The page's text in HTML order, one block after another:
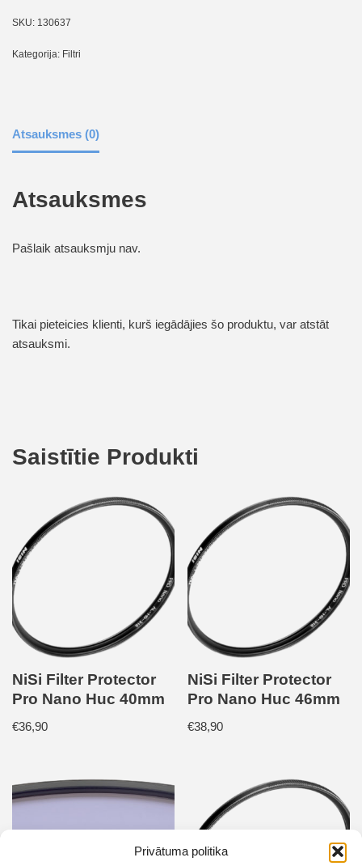
Privātuma politika
SKU: 130637
Kategorija: Filtri
Atsauksmes (0)
Atsauksmes
Pašlaik atsauksmju nav.
Tikai pieteicies klienti, kurš iegādājies šo produktu, var atstāt
atsauksmi.
Saistītie Produkti
NiSi Filter Protector
Pro Nano Huc 40mm
€36,90
NiSi Filter Protector
Pro Nano Huc 46mm
€38,90